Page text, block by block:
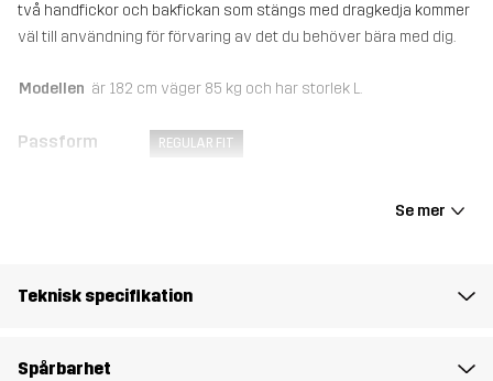
två handfickor och bakfickan som stängs med dragkedja kommer
väl till användning för förvaring av det du behöver bära med dig.
Modellen är 182 cm väger 85 kg och har storlek L.
Passform REGULAR FIT
90% Polyester (Återvunnen), 10% Elastan
Se mer
Teknisk specifikation
Spårbarhet